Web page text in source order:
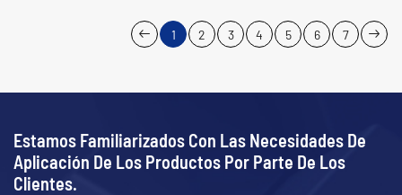
1 2 3 4 5 6 7
Estamos Familiarizados Con Las Necesidades De
Aplicación De Los Productos Por Parte De Los
Clientes.